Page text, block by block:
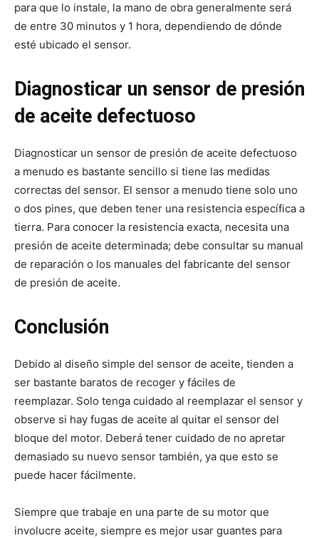
para que lo instale, la mano de obra generalmente será
de entre 30 minutos y 1 hora, dependiendo de dónde
esté ubicado el sensor.
Diagnosticar un sensor de presión
de aceite defectuoso
Diagnosticar un sensor de presión de aceite defectuoso
a menudo es bastante sencillo si tiene las medidas
correctas del sensor. El sensor a menudo tiene solo uno
o dos pines, que deben tener una resistencia específica a
tierra. Para conocer la resistencia exacta, necesita una
presión de aceite determinada; debe consultar su manual
de reparación o los manuales del fabricante del sensor
de presión de aceite.
Conclusión
Debido al diseño simple del sensor de aceite, tienden a
ser bastante baratos de recoger y fáciles de
reemplazar. Solo tenga cuidado al reemplazar el sensor y
observe si hay fugas de aceite al quitar el sensor del
bloque del motor. Deberá tener cuidado de no apretar
demasiado su nuevo sensor también, ya que esto se
puede hacer fácilmente.
Siempre que trabaje en una parte de su motor que
involucre aceite, siempre es mejor usar guantes para